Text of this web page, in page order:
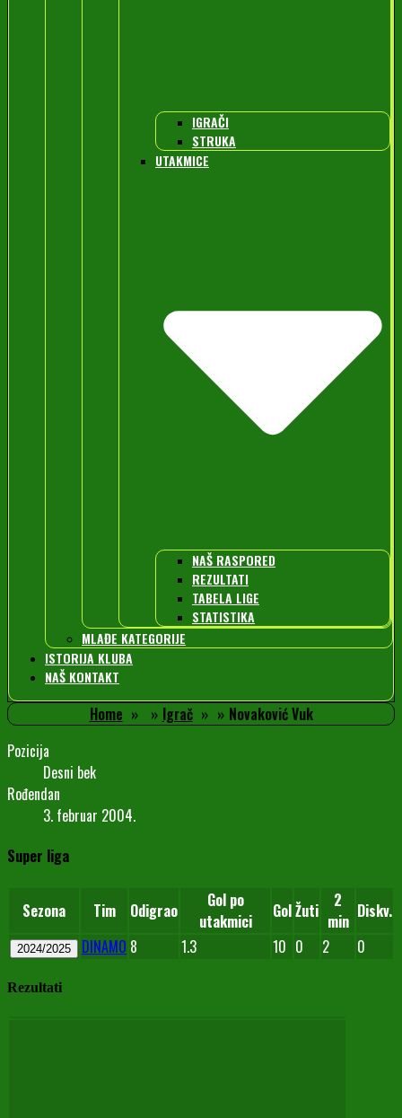
IGRAČI
STRUKA
UTAKMICE
NAŠ RASPORED
REZULTATI
TABELA LIGE
STATISTIKA
MLAĐE KATEGORIJE
ISTORIJA KLUBA
NAŠ KONTAKT
Home Igrač
Novaković Vuk
Pozicija
Desni bek
Rođendan
3. februar 2004.
Super liga
Sezona Tim Odigrao
Gol po
utakmici
GolŽuti
2
min Diskv.
2024/2025 DINAMO 8 1.3 10 0 2 0
Rezultati